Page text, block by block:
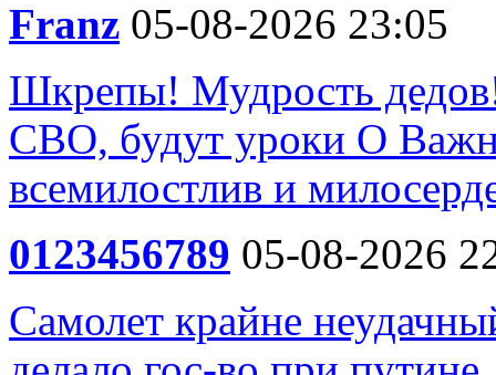
Franz 05-08-2026 23:05
Шкрепы! Мудрость
СВО, будут уроки О
всемилостлив и
0123456789 05-08-2026
Самолет крайне